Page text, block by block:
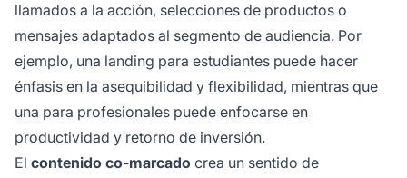
llamados a la acción, selecciones de productos o
mensajes adaptados al segmento de audiencia. Por
ejemplo, una landing para estudiantes puede hacer
énfasis en la asequibilidad y flexibilidad, mientras que
una para profesionales puede enfocarse en
productividad y retorno de inversión.
El contenido co-marcado crea un sentido de